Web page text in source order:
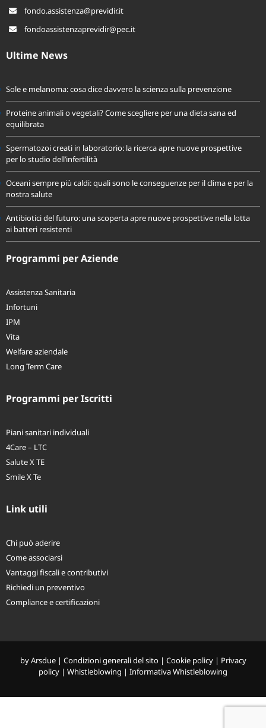
Sole e melanoma: cosa dice davvero la scienza sulla prevenzione
Proteine animali o vegetali? Come scegliere per una dieta sana ed
equilibrata
Spermatozoi creati in laboratorio: la ricerca apre nuove prospettive
per lo studio dell’infertilità
Oceani sempre più caldi: quali sono le conseguenze per il clima e per la
nostra salute
Antibiotici del futuro: una scoperta apre nuove prospettive nella lotta
ai batteri resistenti
Assistenza Sanitaria
Infortuni
IPM
Vita
Welfare aziendale
Piani sanitari individuali
4Care – LTC
Salute X TE
Chi può aderire
Come associarsi
Vantaggi fiscali e contributivi
Richiedi un preventivo
Arsdue|Condizioni generali del sito|Cookie policy|Privacy